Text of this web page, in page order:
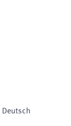
Deutsch